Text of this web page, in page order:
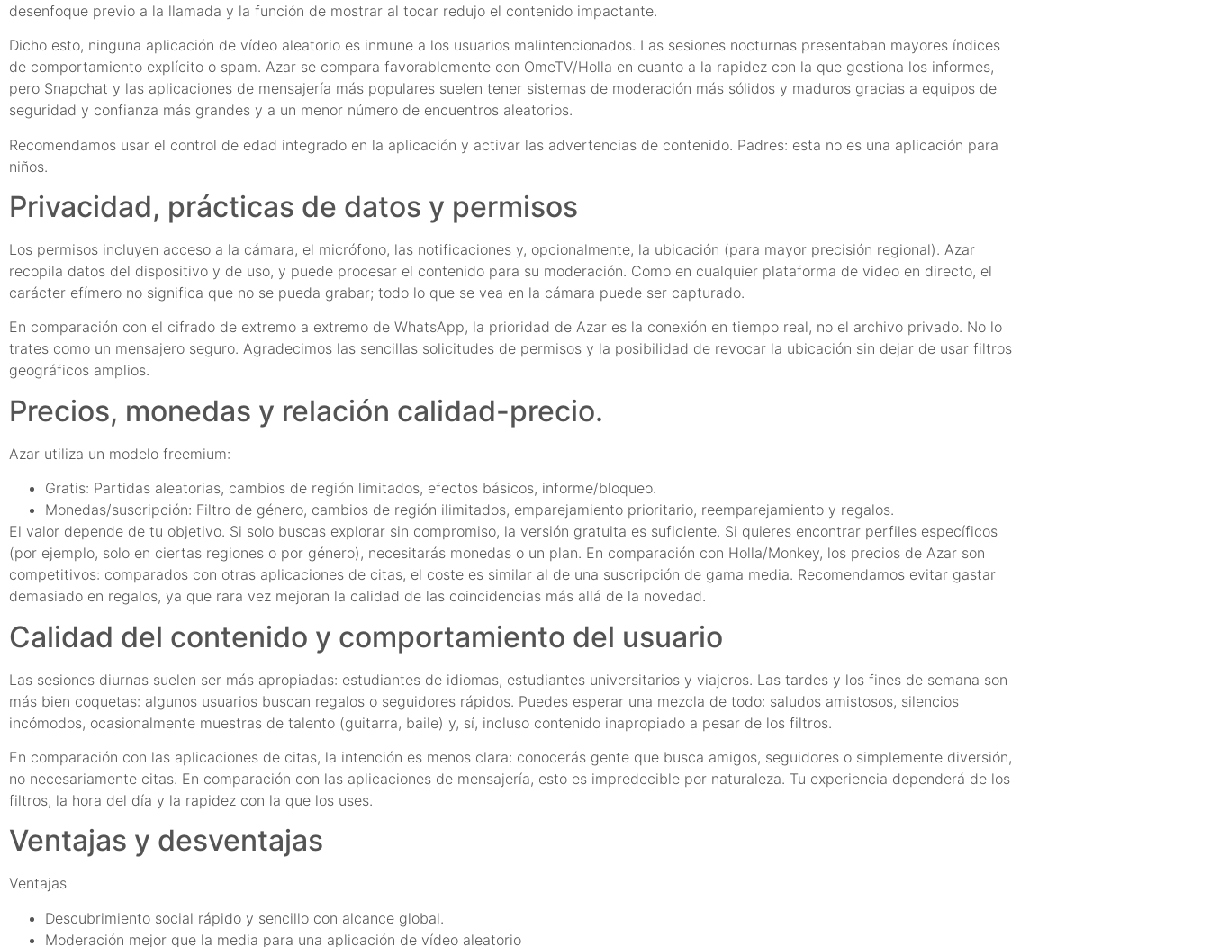
desenfoque previo a la llamada y la función de mostrar al tocar redujo el contenido impactante.
Dicho esto, ninguna aplicación de vídeo aleatorio es inmune a los usuarios malintencionados. Las sesiones nocturnas presentaban mayores índices
de comportamiento explícito o spam. Azar se compara favorablemente con OmeTV/Holla en cuanto a la rapidez con la que gestiona los informes,
pero Snapchat y las aplicaciones de mensajería más populares suelen tener sistemas de moderación más sólidos y maduros gracias a equipos de
seguridad y confianza más grandes y a un menor número de encuentros aleatorios.
Recomendamos usar el control de edad integrado en la aplicación y activar las advertencias de contenido. Padres: esta no es una aplicación para
niños.
Privacidad, prácticas de datos y permisos
Los permisos incluyen acceso a la cámara, el micrófono, las notificaciones y, opcionalmente, la ubicación (para mayor precisión regional). Azar
recopila datos del dispositivo y de uso, y puede procesar el contenido para su moderación. Como en cualquier plataforma de video en directo, el
carácter efímero no significa que no se pueda grabar; todo lo que se vea en la cámara puede ser capturado.
En comparación con el cifrado de extremo a extremo de WhatsApp, la prioridad de Azar es la conexión en tiempo real, no el archivo privado. No lo
trates como un mensajero seguro. Agradecimos las sencillas solicitudes de permisos y la posibilidad de revocar la ubicación sin dejar de usar filtros
geográficos amplios.
Precios, monedas y relación calidad-precio.
Azar utiliza un modelo freemium:
Gratis: Partidas aleatorias, cambios de región limitados, efectos básicos, informe/bloqueo.
Monedas/suscripción: Filtro de género, cambios de región ilimitados, emparejamiento prioritario, reemparejamiento y regalos.
El valor depende de tu objetivo. Si solo buscas explorar sin compromiso, la versión gratuita es suficiente. Si quieres encontrar perfiles específicos
(por ejemplo, solo en ciertas regiones o por género), necesitarás monedas o un plan. En comparación con Holla/Monkey, los precios de Azar son
competitivos: comparados con otras aplicaciones de citas, el coste es similar al de una suscripción de gama media. Recomendamos evitar gastar
demasiado en regalos, ya que rara vez mejoran la calidad de las coincidencias más allá de la novedad.
Calidad del contenido y comportamiento del usuario
Las sesiones diurnas suelen ser más apropiadas: estudiantes de idiomas, estudiantes universitarios y viajeros. Las tardes y los fines de semana son
más bien coquetas: algunos usuarios buscan regalos o seguidores rápidos. Puedes esperar una mezcla de todo: saludos amistosos, silencios
incómodos, ocasionalmente muestras de talento (guitarra, baile) y, sí, incluso contenido inapropiado a pesar de los filtros.
En comparación con las aplicaciones de citas, la intención es menos clara: conocerás gente que busca amigos, seguidores o simplemente diversión,
no necesariamente citas. En comparación con las aplicaciones de mensajería, esto es impredecible por naturaleza. Tu experiencia dependerá de los
filtros, la hora del día y la rapidez con la que los uses.
Ventajas y desventajas
Ventajas
Descubrimiento social rápido y sencillo con alcance global.
Moderación mejor que la media para una aplicación de vídeo aleatorio